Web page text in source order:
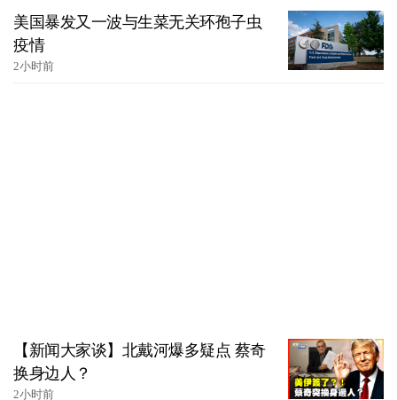
美国暴发又一波与生菜无关环孢子虫
疫情
2小时前
【新闻大家谈】北戴河爆多疑点 蔡奇
换身边人？
2小时前